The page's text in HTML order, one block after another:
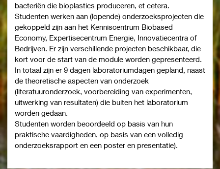
bacteriën die bioplastics produceren, et cetera.
Studenten werken aan (lopende) onderzoeksprojecten die
gekoppeld zijn aan het Kenniscentrum Biobased
Economy, Expertisecentrum Energie, Innovatiecentra of
Bedrijven. Er zijn verschillende projecten beschikbaar, die
kort voor de start van de module worden gepresenteerd.
In totaal zijn er 9 dagen laboratoriumdagen gepland, naast
de theoretische aspecten van onderzoek
(literatuuronderzoek, voorbereiding van experimenten,
uitwerking van resultaten) die buiten het laboratorium
worden gedaan.
Studenten worden beoordeeld op basis van hun
praktische vaardigheden, op basis van een volledig
onderzoeksrapport en een poster en presentatie).